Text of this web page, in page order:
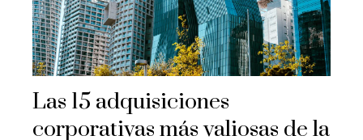
Las 15 adquisiciones
corporativas más valiosas de la